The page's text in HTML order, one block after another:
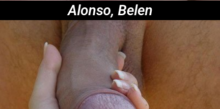
Alonso, Belen